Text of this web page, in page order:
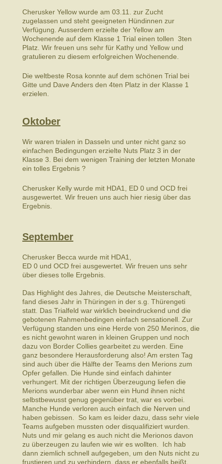
Cherusker Yellow wurde am 03.11. zur Zucht
zugelassen und steht geeigneten Hündinnen zur
Verfügung. Ausserdem erzielte der Yellow am
Wochenende auf dem Klasse 1 Trial einen tollen 3ten
Platz. Wir freuen uns sehr für Kathy und Yellow und
gratulieren zu diesem erfolgreichen Wochenende.
Die weltbeste Rosa konnte auf dem schönen Trial bei
Gitte und Dave Anders den 4ten Platz in der Klasse 1
erzielen.
Oktober
Wir waren trialen in Dasseln und unter nicht ganz so
einfachen Bedingungen erzielte Nuts Platz 3 in der
Klasse 3. Bei dem wenigen Training der letzten Monate
ein tolles Ergebnis ?
Cherusker Kelly wurde mit HDA1, ED 0 und OCD frei
ausgewertet. Wir freuen uns auch hier riesig über das
Ergebnis.
September
Cherusker Becca wurde mit HDA1,
ED 0 und OCD frei ausgewertet. Wir freuen uns sehr
über dieses tolle Ergebnis.
Das Highlight des Jahres, die Deutsche Meisterschaft,
fand dieses Jahr in Thüringen in der s.g. Thürengeti
statt. Das Trialfeld war wirklich beeindruckend und die
gebotenen Rahmenbedingen einfach sensationell. Zur
Verfügung standen uns eine Herde von 250 Merinos, die
es nicht gewohnt waren in kleinen Gruppen und noch
dazu von Border Collies gearbeitet zu werden. Eine
ganz besondere Herausforderung also! Am ersten Tag
sind auch über die Hälfte der Teams den Merions zum
Opfer gefallen. Die Hunde sind einfach dahinter
verhungert. Mit der richtigen Überzeugung liefen die
Merions wunderbar aber wenn ein Hund ihnen nicht
selbstbewusst genug gegenüber trat, war es vorbei.
Manche Hunde verloren auch einfach die Nerven und
haben gebissen. So kam es leider dazu, dass sehr viele
Teams aufgeben mussten oder disqualifiziert wurden.
Nuts und mir gelang es auch nicht die Merionos davon
zu überzeugen zu laufen wie wir es wollten. Ich hab
dann ziemlich schnell aufgegeben, um den Nuts nicht zu
frustieren und zu verhindern, dass er ebenfalls beißt.